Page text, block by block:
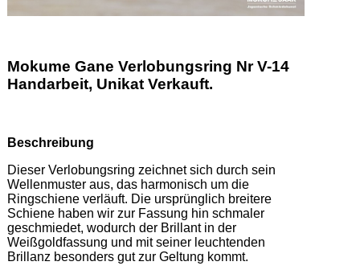
Mokume Gane Verlobungsring Nr V-14
Handarbeit, Unikat Verkauft.
Beschreibung
Dieser Verlobungsring zeichnet sich durch sein
Wellenmuster aus, das harmonisch um die
Ringschiene verläuft. Die ursprünglich breitere
Schiene haben wir zur Fassung hin schmaler
geschmiedet, wodurch der Brillant in der
Weißgoldfassung und mit seiner leuchtenden
Brillanz besonders gut zur Geltung kommt.